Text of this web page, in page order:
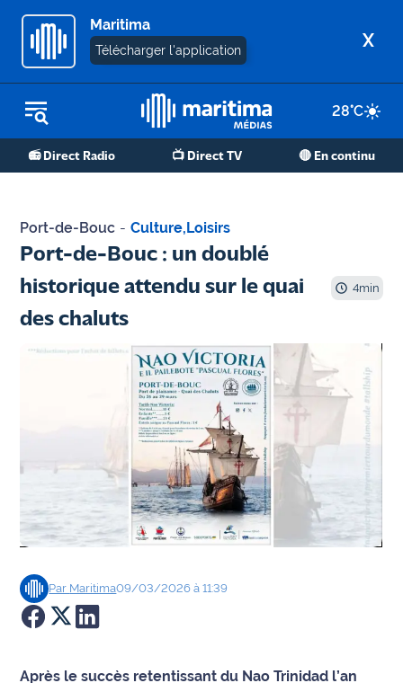
Maritima
Télécharger l'application X
28°C
📻 Direct Radio 📺 Direct TV 🔴 En continu
REPLAY RADIO
REPLAY TV
Martigues
de Berre
Marseille
- Aix
Sports
Société
Culture
Économie
Port-de-Bouc - Culture,Loisirs
Port-de-Bouc : un doublé
historique attendu sur le quai
des chaluts
4min
Par Maritima09/03/2026 à 11:39
Après le succès retentissant du Nao Trinidad l’an